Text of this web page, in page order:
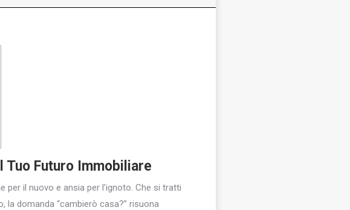
Tuo Futuro Immobiliare
per il nuovo e ansia per l’ignoto. Che si tratti
la domanda “cambierò casa?” risuona